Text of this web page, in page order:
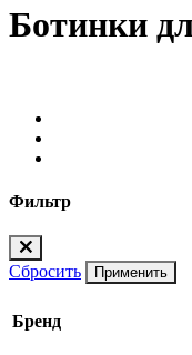
Ботинки
Фильтр
Сбросить Применить
Бренд